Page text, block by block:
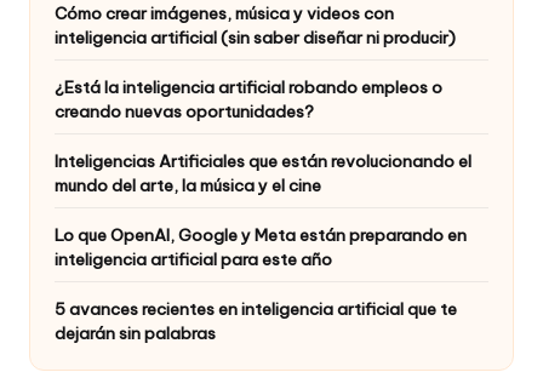
Cómo crear imágenes, música y videos con
inteligencia artificial (sin saber diseñar ni producir)
¿Está la inteligencia artificial robando empleos o
creando nuevas oportunidades?
Inteligencias Artificiales que están revolucionando el
mundo del arte, la música y el cine
Lo que OpenAI, Google y Meta están preparando en
inteligencia artificial para este año
5 avances recientes en inteligencia artificial que te
dejarán sin palabras